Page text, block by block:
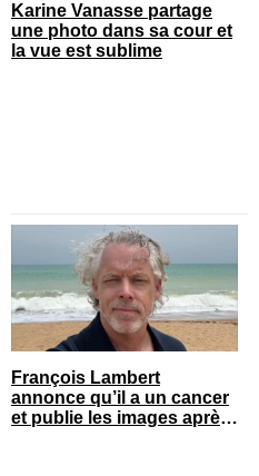
Karine Vanasse partage
une photo dans sa cour et
la vue est sublime
François Lambert
annonce qu’il a un cancer
et publie les images après